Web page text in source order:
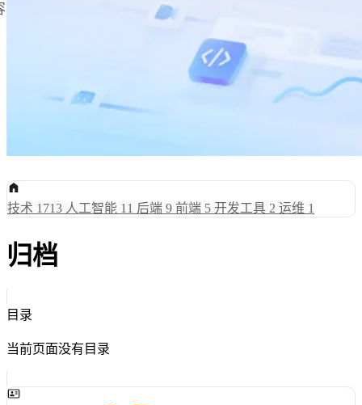
技术 1713 人工智能 11 后端 9 前端 5 开发工具 2 运维 1
归档
目录
当前页面没有目录